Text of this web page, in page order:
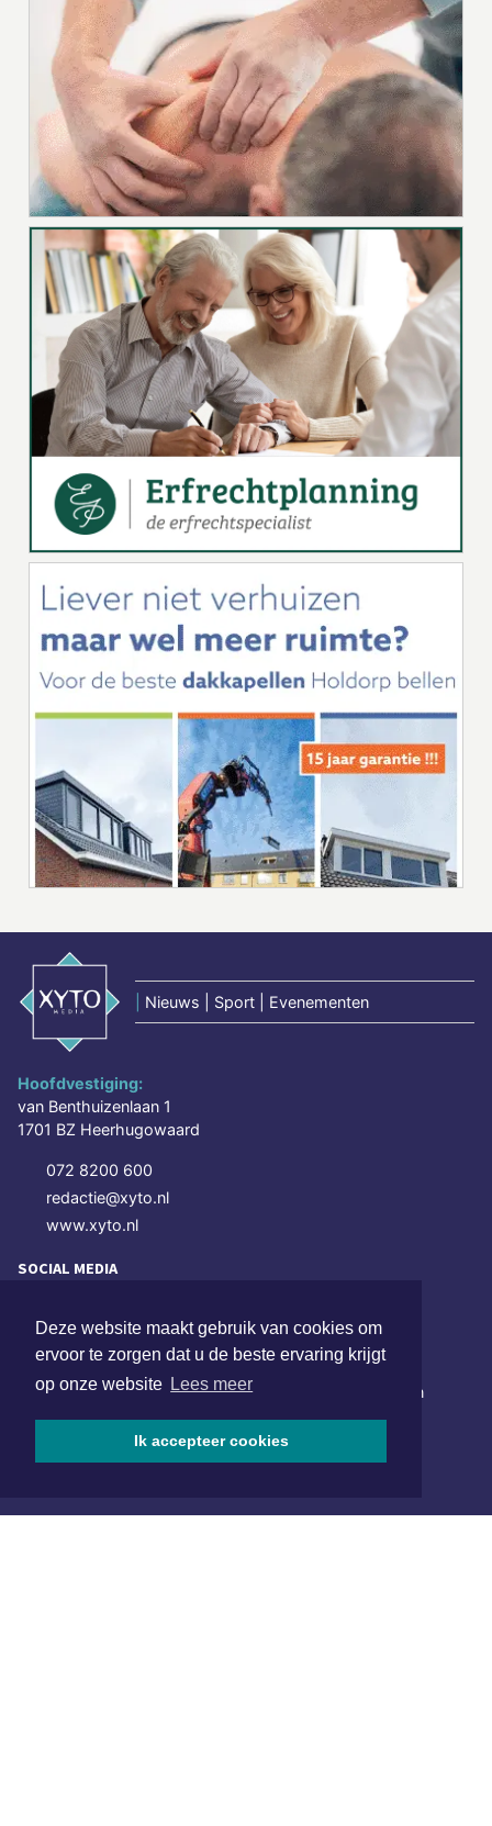
Deze website maakt gebruik van cookies om
ervoor te zorgen dat u de beste ervaring krijgt
op onze website Lees meer
Ik accepteer cookies
Nieuws | Sport | Evenementen
Hoofdvestiging:
van Benthuizenlaan 1
1701 BZ Heerhugowaard
072 8200 600
redactie@xyto.nl
www.xyto.nl
SOCIAL MEDIA
NIEUWSBRIEF AANMELDEN
Schrijf je in voor onze nieuwsbrief en krijg wekelijks een
Aanmelden